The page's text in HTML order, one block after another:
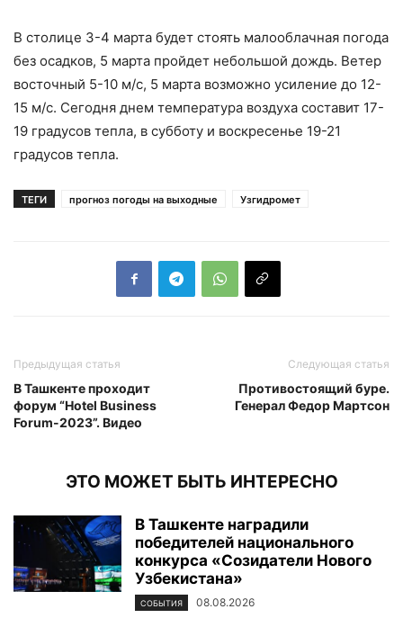
В столице 3-4 марта будет стоять малооблачная погода
без осадков, 5 марта пройдет небольшой дождь. Ветер
восточный 5-10 м/с, 5 марта возможно усиление до 12-
15 м/с. Сегодня днем температура воздуха составит 17-
19 градусов тепла, в субботу и воскресенье 19-21
градусов тепла.
ТЕГИ прогноз погоды на выходные Узгидромет
Предыдущая статья
В Ташкенте проходит
форум “Hotel Business
Forum-2023”. Видео
Следующая статья
Противостоящий буре.
Генерал Федор Мартсон
ЭТО МОЖЕТ БЫТЬ ИНТЕРЕСНО
В Ташкенте наградили
победителей национального
конкурса «Созидатели Нового
Узбекистана»
СОБЫТИЯ 08.08.2026